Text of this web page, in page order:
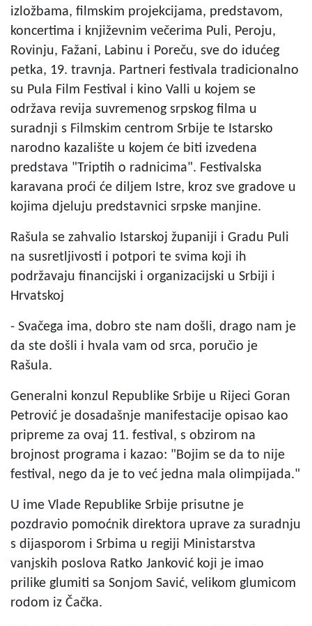
izložbama, filmskim projekcijama, predstavom,
koncertima i književnim večerima Puli, Peroju,
Rovinju, Fažani, Labinu i Poreču, sve do idućeg
petka, 19. travnja. Partneri festivala tradicionalno
su Pula Film Festival i kino Valli u kojem se
održava revija suvremenog srpskog filma u
suradnji s Filmskim centrom Srbije te Istarsko
narodno kazalište u kojem će biti izvedena
predstava "Triptih o radnicima". Festivalska
karavana proći će diljem Istre, kroz sve gradove u
kojima djeluju predstavnici srpske manjine.
Rašula se zahvalio Istarskoj županiji i Gradu Puli
na susretljivosti i potpori te svima koji ih
podržavaju financijski i organizacijski u Srbiji i
Hrvatskoj
- Svačega ima, dobro ste nam došli, drago nam je
da ste došli i hvala vam od srca, poručio je
Rašula.
Generalni konzul Republike Srbije u Rijeci Goran
Petrović je dosadašnje manifestacije opisao kao
pripreme za ovaj 11. festival, s obzirom na
brojnost programa i kazao: "Bojim se da to nije
festival, nego da je to već jedna mala olimpijada."
U ime Vlade Republike Srbije prisutne je
pozdravio pomoćnik direktora uprave za suradnju
s dijasporom i Srbima u regiji Ministarstva
vanjskih poslova Ratko Janković koji je imao
prilike glumiti sa Sonjom Savić, velikom glumicom
rodom iz Čačka.